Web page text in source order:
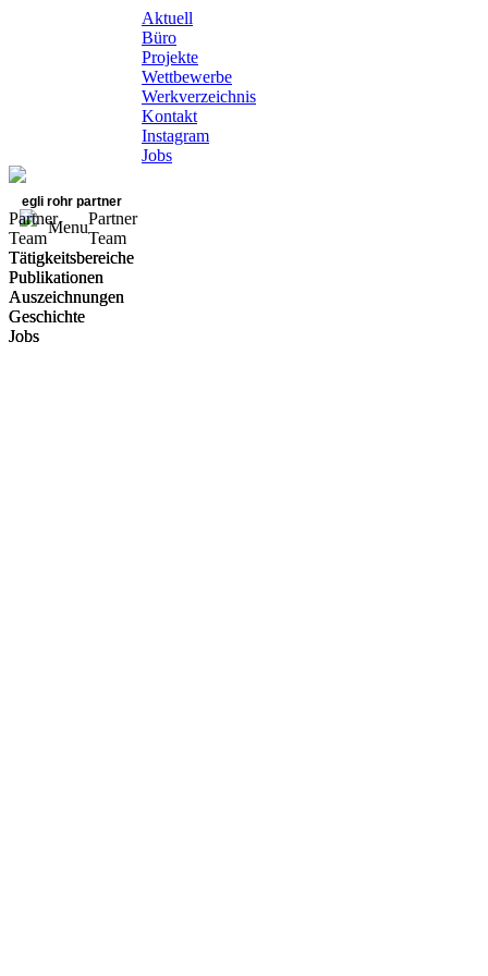
Aktuell
Büro
Projekte
Wettbewerbe
Werkverzeichnis
Kontakt
Instagram
Jobs
egli rohr partner
Menu
Partner
Team
Tätigkeitsbereiche
Publikationen
Auszeichnungen
Geschichte
Jobs
Partner
Team
Tätigkeitsbereiche
Publikationen
Auszeichnungen
Geschichte
Jobs